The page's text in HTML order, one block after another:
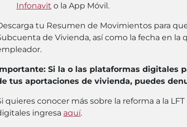
Infonavit o la App Móvil.
tu Resumen de Movimientos para
de Vivienda, así como la fecha en la
Si la o las plataformas digitales
tus aportaciones de vivienda, puedes
quieres conocer más sobre la reforma a la
ingresa aquí.